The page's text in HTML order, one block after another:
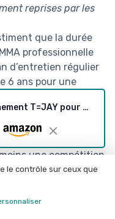
reprises par les
que la durée
professionnelle
d’entretien régulier
6 ans pour une
avec la même
avancés dans les
marques
une compétition
dans plusieurs
de 15 à 20 % des
partie grâce à la
competition.
Mannequin d'entraînement T=JAY pour MMA, lutte, soumission, judo et jiu-jitsu brésilien - mannequin non rempli
le contrôle sur ceux que